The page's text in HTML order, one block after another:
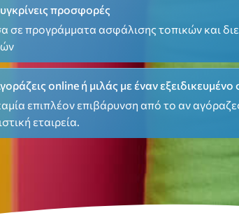
προσφορές
σε προγράμματα ασφάλισης τοπικών και
online ή μιλάς με έναν
επιπλέον επιβάρυνση από το αν
εταιρεία.